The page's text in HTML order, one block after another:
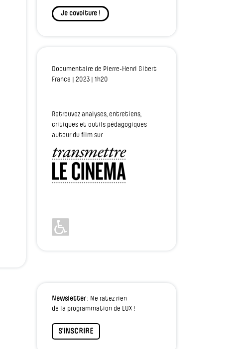
Je covoiture !
Documentaire de Pierre-Henri Gibert
France | 2023 | 1h20
Retrouvez analyses, entretiens,
critiques et outils pédagogiques
autour du film sur
Newsletter: Ne ratez rien
de la programmation de LUX !
S'INSCRIRE